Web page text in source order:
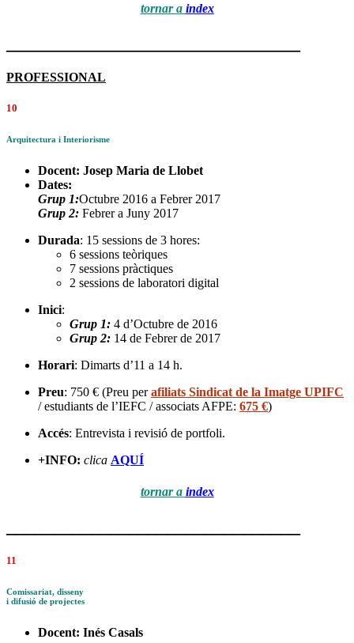
tornar a index
PROFESSIONAL
10
Arquitectura i Interiorisme
Docent: Josep Maria de Llobet
Dates:
Grup 1:Octubre 2016 a Febrer 2017
Grup 2: Febrer a Juny 2017
Durada: 15 sessions de 3 hores:
6 sessions teòriques
7 sessions pràctiques
2 sessions de laboratori digital
Inici:
Grup 1: 4 d’Octubre de 2016
Grup 2: 14 de Febrer de 2017
Horari: Dimarts d’11 a 14 h.
Preu: 750 € (Preu perafiliats Sindicat de la Imatge UPIFC
/ estudiants de l’IEFC / associats AFPE: 675 €)
Accés: Entrevista i revisió de portfoli.
+INFO: clica AQUÍ
tornar a index
11
Comissariat, disseny
i difusió de projectes
Docent: Inés Casals